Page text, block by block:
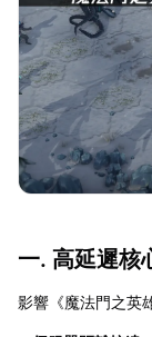
一. 高延遲核
影響《魔法門之英